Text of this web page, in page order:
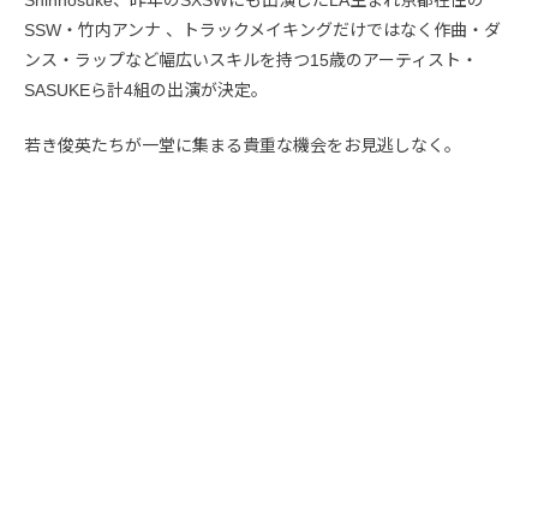
SSW・竹内アンナ 、トラックメイキングだけではなく作曲・ダ
ンス・ラップなど幅広いスキルを持つ15歳のアーティスト・
SASUKEら計4組の出演が決定。
若き俊英たちが一堂に集まる貴重な機会をお見逃しなく。